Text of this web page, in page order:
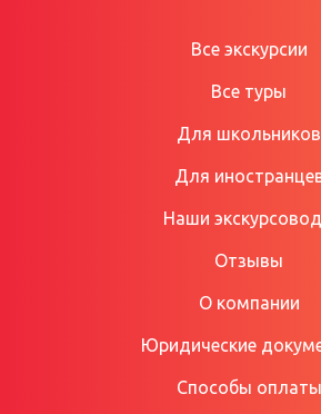
Все экскурсии
Все туры
Для школьников
Для
Наши
Отзывы
О компании
Юридические
Способы оплаты